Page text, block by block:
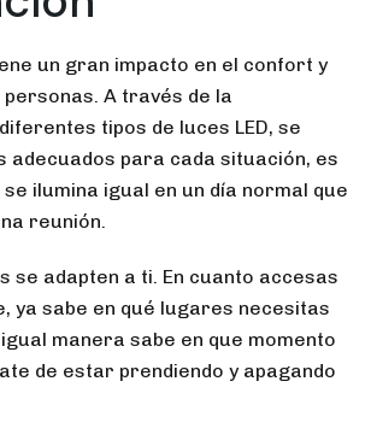
un gran impacto en el confort y
A través de la
tipos de luces LED, se
adecuados para cada situación, es
ilumina igual en un día normal que
reunión.
se adapten a ti. En cuanto accesas
ya sabe en qué lugares necesitas
manera sabe en que momento
de estar prendiendo y apagando